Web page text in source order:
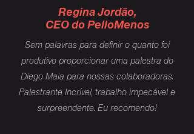
Regina Jordão,
CEO do PelloMenos
Sem palavras para definir o quanto foi
produtivo proporcionar uma palestra do
Diego Maia para nossas colaboradoras.
Palestrante Incrível, trabalho impecável e
surpreendente. Eu recomendo!